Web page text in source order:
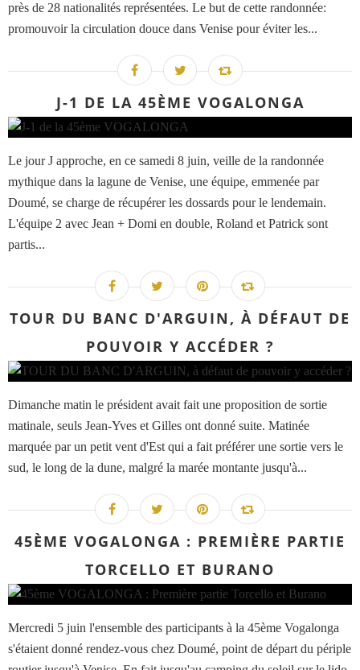
près de 28 nationalités représentées. Le but de cette randonnée:
promouvoir la circulation douce dans Venise pour éviter les...
J-1 DE LA 45ÈME VOGALONGA
Le jour J approche, en ce samedi 8 juin, veille de la randonnée
mythique dans la lagune de Venise, une équipe, emmenée par
Doumé, se charge de récupérer les dossards pour le lendemain.
L'équipe 2 avec Jean + Domi en double, Roland et Patrick sont
partis...
TOUR DU BANC D'ARGUIN, À DÉFAUT DE
POUVOIR Y ACCÉDER ?
Dimanche matin le président avait fait une proposition de sortie
matinale, seuls Jean-Yves et Gilles ont donné suite. Matinée
marquée par un petit vent d'Est qui a fait préférer une sortie vers le
sud, le long de la dune, malgré la marée montante jusqu'à...
45ÈME VOGALONGA : PREMIÈRE PARTIE
TORCELLO ET BURANO
Mercredi 5 juin l'ensemble des participants à la 45ème Vogalonga
s'étaient donné rendez-vous chez Doumé, point de départ du périple